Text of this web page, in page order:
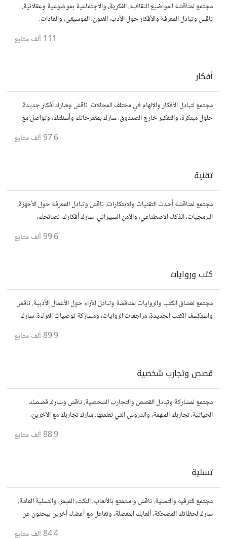
مجتمع لمناقشة المواضيع الثقافية، الفكرية، والاجتماعية بموضوعية وعقلانية.
ناقش وتبادل المعرفة والأفكار حول الأدب، الفنون، الموسيقى، والعادات.
111 ألف متابع
أفكار
مجتمع لتبادل الأفكار والإلهام في مختلف المجالات. ناقش وشارك أفكار جديدة،
حلول مبتكرة، والتفكير خارج الصندوق. شارك بمقترحاتك وأسئلتك، وتواصل مع
97.6 ألف متابع
تقنية
مجتمع لمناقشة أحدث التقنيات والابتكارات. ناقش وتبادل المعرفة حول الأجهزة،
البرمجيات، الذكاء الاصطناعي، والأمن السيبراني. شارك أفكارك، نصائحك،
99.6 ألف متابع
كتب وروايات
مجتمع لعشاق الكتب والروايات لمناقشة وتبادل الآراء حول الأعمال الأدبية. ناقش
واستكشف الكتب الجديدة، مراجعات الروايات، ومشاركة توصيات القراءة. شارك
89.9 ألف متابع
قصص وتجارب شخصية
مجتمع لمشاركة وتبادل القصص والتجارب الشخصية. ناقش وشارك قصصك
الحياتية، تجاربك الملهمة، والدروس التي تعلمتها. شارك تجاربك مع الآخرين،
88.9 ألف متابع
تسلية
مجتمع للترفيه والتسلية. ناقش واستمتع بالألعاب، النكت، الميمز، والتسلية العامة.
شارك لحظاتك المضحكة، ألعابك المفضلة، وتفاعل مع أعضاء آخرين يبحثون عن
84.4 ألف متابع